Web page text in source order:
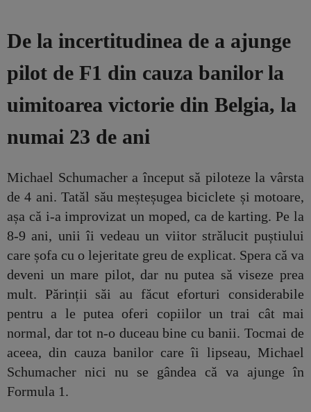
De la incertitudinea de a ajunge
pilot de F1 din cauza banilor la
uimitoarea victorie din Belgia, la
numai 23 de ani
Michael Schumacher a început să piloteze la vârsta
de 4 ani. Tatăl său meșteșugea biciclete și motoare,
așa că i-a improvizat un moped, ca de karting. Pe la
8-9 ani, unii îi vedeau un viitor strălucit puștiului
care șofa cu o lejeritate greu de explicat. Spera că va
deveni un mare pilot, dar nu putea să viseze prea
mult. Părinții săi au făcut eforturi considerabile
pentru a le putea oferi copiilor un trai cât mai
normal, dar tot n-o duceau bine cu banii. Tocmai de
aceea, din cauza banilor care îi lipseau, Michael
Schumacher nici nu se gândea că va ajunge în
Formula 1.